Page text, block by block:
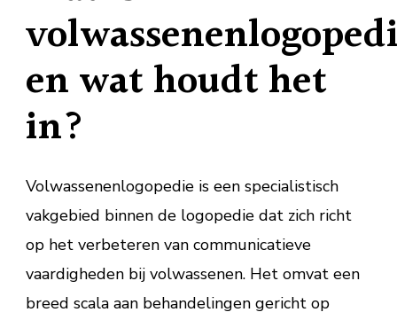
en wat houdt het
in?
Volwassenenlogopedie is een specialistisch
vakgebied binnen de logopedie dat zich richt
op het verbeteren van communicatieve
vaardigheden bij volwassenen. Het omvat een
breed scala aan behandelingen gericht op